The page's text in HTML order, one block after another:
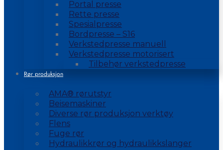
Portal presse
Rette presse
Spesialpresse
Bordpresse – S16
Verkstedpresse manuell
Verkstedpresse motorisert
Tilbehør verkstedpresse
Rør produksjon
AMA® rørutstyr
Beisemaskiner
Diverse rør produksjon verktøy
Flens
Fuge rør
Hydraulikkrør og hydraulikkslanger